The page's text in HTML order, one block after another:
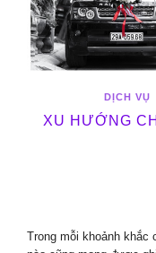
DỊCH VỤ
XU HƯỚNG
Trong mỗi khoảnh khắc